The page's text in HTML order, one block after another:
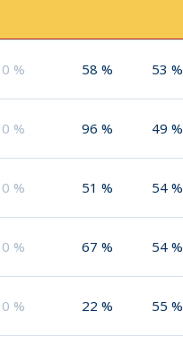
0 % 58 % 53 %
0 % 96 % 49 %
0 % 51 % 54 %
0 % 67 % 54 %
0 % 22 % 55 %